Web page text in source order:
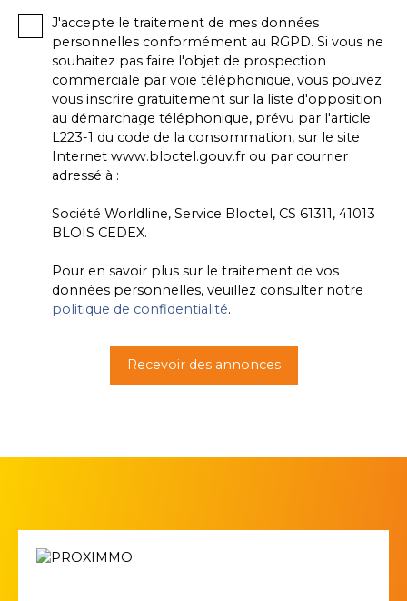
J'accepte le traitement de mes données
personnelles conformément au RGPD. Si vous ne
souhaitez pas faire l'objet de prospection
commerciale par voie téléphonique, vous pouvez
vous inscrire gratuitement sur la liste d'opposition
au démarchage téléphonique, prévu par l'article
L223-1 du code de la consommation, sur le site
Internet www.bloctel.gouv.fr ou par courrier
adressé à :
Société Worldline, Service Bloctel, CS 61311, 41013
BLOIS CEDEX.
Pour en savoir plus sur le traitement de vos
données personnelles, veuillez consulter notre
politique de confidentialité.
Recevoir des annonces